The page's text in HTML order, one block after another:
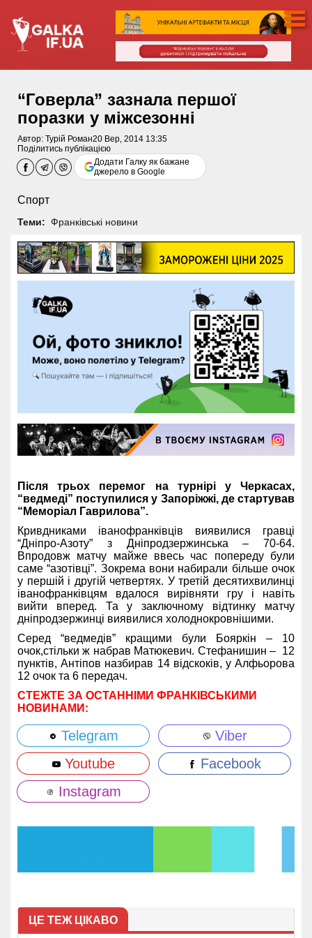
“Говерла” зазнала першої
поразки у міжсезонні
Автор: Турій Роман20 Вер, 2014 13:35
Поділитись публікацією
Додати Галку як бажане
джерело в Google
Спорт
Теми: Франківські новини
Після трьох перемог на турнірі у Черкасах,
“ведмеді” поступилися у Запоріжжі, де стартував
“Меморіал Гаврилова”.
Кривдниками іванофранківців виявилися гравці
“Дніпро-Азоту” з Дніпродзержинська – 70-64.
Впродовж матчу майже ввесь час попереду були
саме “азотівці”. Зокрема вони набирали більше очок
у першій і другій четвертях. У третій десятихвилинці
іванофранківцям вдалося вирівняти гру і навіть
вийти вперед. Та у заключному відтинку матчу
дніпродзержинці виявилися холоднокровнішими.
Серед “ведмедів” кращими були Бояркін – 10
очок,стільки ж набрав Матюкевич. Стефанишин – 12
пунктів, Антіпов назбирав 14 відскоків, у Алфьорова
12 очок та 6 передач.
СТЕЖТЕ ЗА ОСТАННІМИ ФРАНКІВСЬКИМИ
НОВИНАМИ:
Telegram
Viber
Youtube
Facebook
Instagram
ЦЕ ТЕЖ ЦІКАВО